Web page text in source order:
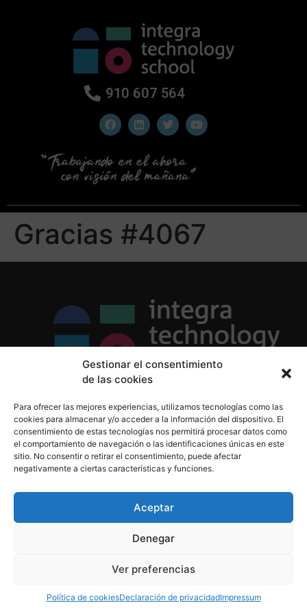
Gestionar el consentimiento
de las cookies
Para ofrecer las mejores experiencias, utilizamos tecnologías como las
cookies para almacenar y/o acceder a la información del dispositivo. El
consentimiento de estas tecnologías nos permitirá procesar datos como
el comportamiento de navegación o las identificaciones únicas en este
sitio. No consentir o retirar el consentimiento, puede afectar
negativamente a ciertas características y funciones.
Aceptar
Denegar
Ver preferencias
Política de cookiesDeclaración de privacidadImpressum
910 607 564
Gracias #4067
Política de Cookies
Aviso Legal
910 607 564
derechos reservados